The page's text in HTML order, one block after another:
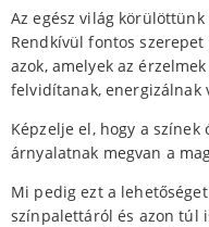
Az egész világ
Rendkívül fontos
azok, amelyek az
felvidítanak, energizálnak
Képzelje el, hogy a
árnyalatnak megvan a
Mi pedig ezt a
színpalettáról és azon túl